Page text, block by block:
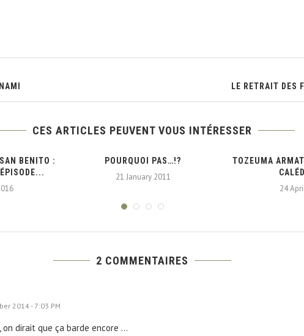
LE RETRAIT DES
CES ARTICLES PEUVENT VOUS INTÉRESSER
BENITO :
POURQUOI PAS…!?
21 January 2011
TOZEUMA
24
2 COMMENTAIRES
2014 - 7:03 PM
on dirait que ça barde encore …